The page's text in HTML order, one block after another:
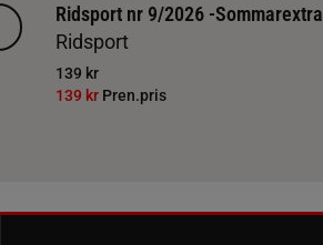
Ridsport nr 9/2026 -Sommarextra
Ridsport
139 kr
139 kr Pren.pris